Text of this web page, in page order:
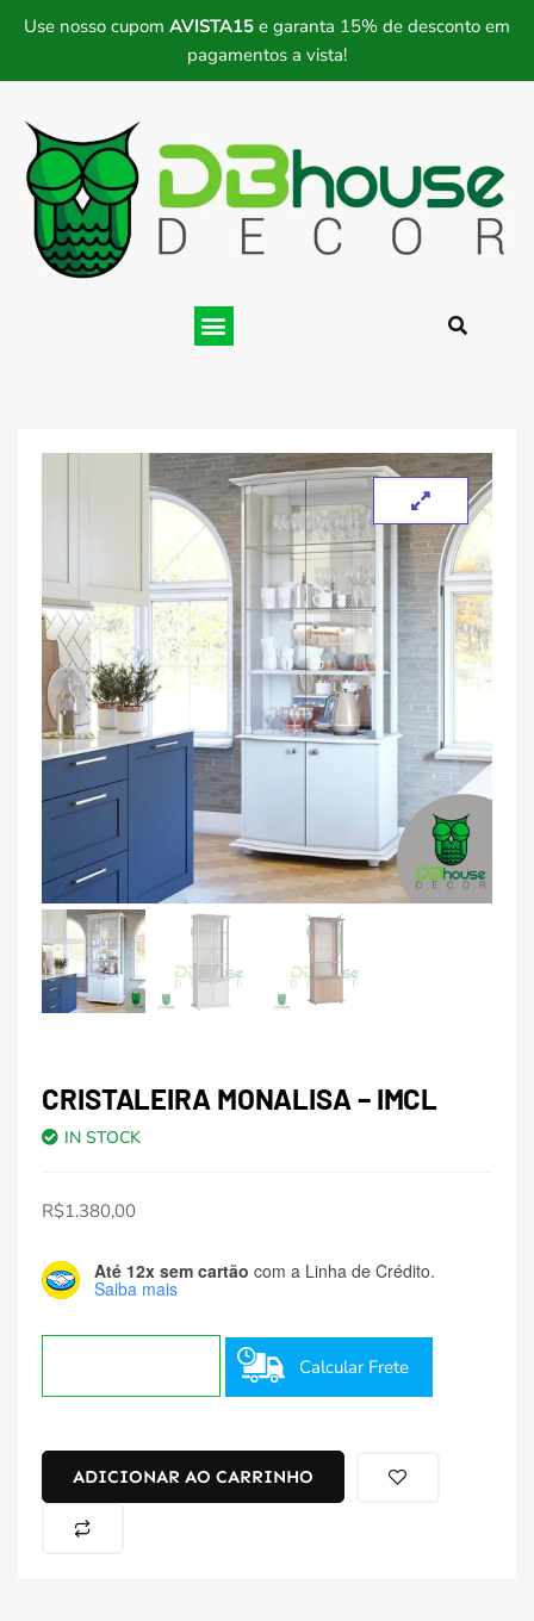
Use nosso cupom AVISTA15 e garanta 15% de desconto em
pagamentos a vista!
CRISTALEIRA MONALISA – IMCL
IN STOCK
R$1.380,00
Até 12x sem cartão com a Linha de Crédito.
Saiba mais
Calcular Frete
ADICIONAR AO CARRINHO